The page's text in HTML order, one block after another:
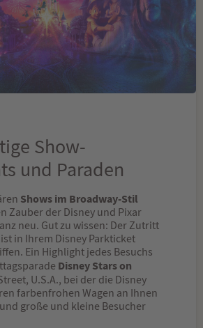
Show-
und Paraden
Shows im Broadway-Stil
Zauber der Disney und Pixar
neu. Gut zu wissen: Der Zutritt
in Ihrem Disney Parkticket
Ein Highlight jedes Besuchs
Disney Stars on
U.S.A., bei der die Disney
farbenfrohen Wagen an Ihnen
große und kleine Besucher